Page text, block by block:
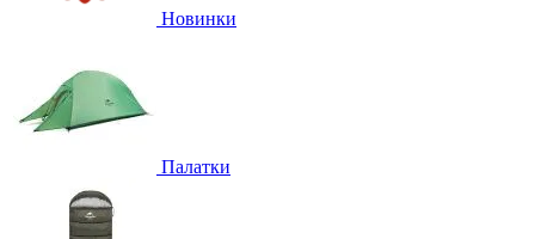
Новинки
Палатки